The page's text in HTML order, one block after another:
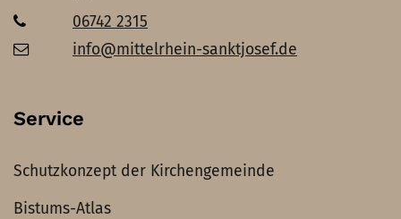
06742 2315
info@mittelrhein-sanktjosef.de
Service
Schutzkonzept der Kirchengemeinde
Bistums-Atlas